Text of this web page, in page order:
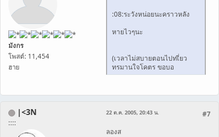
มังกร
โพสต์: 11,454
ฮาย
:08:ระวังหน่อยนะคราวหลัง
หายไวๆนะ
(เวลาไม่สบายตอนไปทเี่ยว
ทรมานใจโคตร ขอบอ
|<3N
::::
#7
22 ต.ค. 2005, 20:43 น.
ลองส